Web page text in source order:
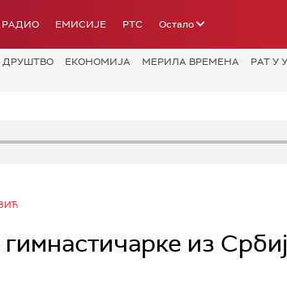
РАДИО ЕМИСИЈЕ РТС Остало
ДРУШТВО ЕКОНОМИЈА МЕРИЛА ВРЕМЕНА РАТ У
из